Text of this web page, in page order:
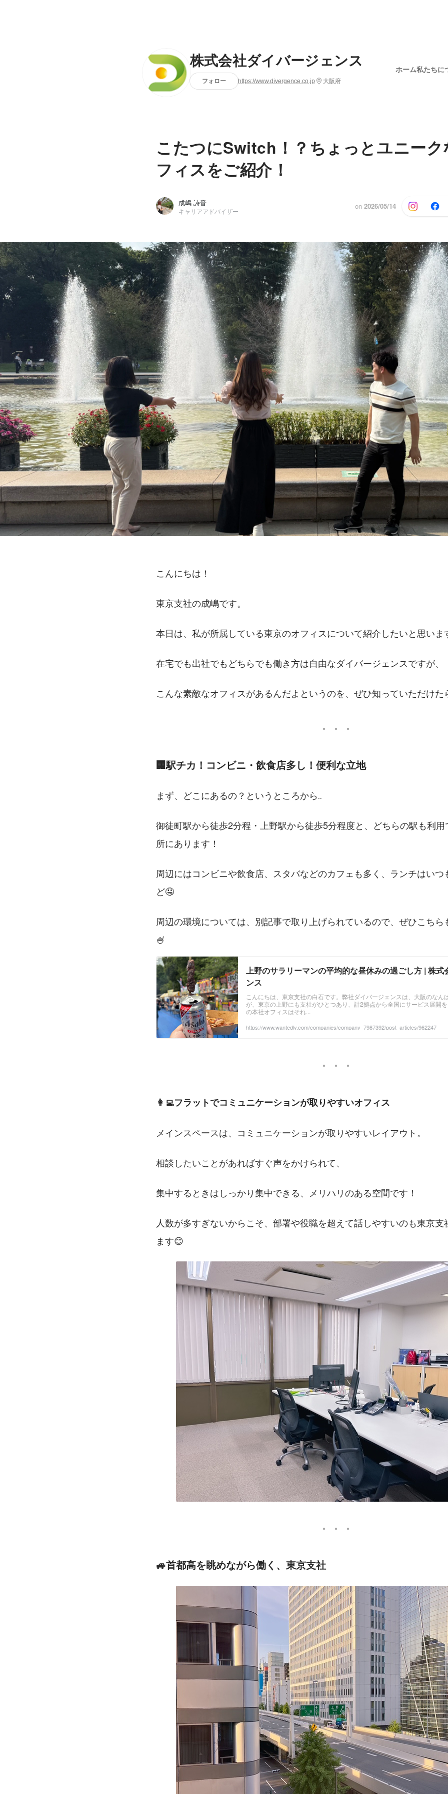
株式会社ダイバージェンス
フォロー https://www.divergence.co.jp 大阪府
ホーム私たちに
こたつにSwitch！？ちょっとユニーク
フィスをご紹介！
成嶋 詩音
キャリアアドバイザー
on 2026/05/14
こんにちは！
東京支社の成嶋です。
本日は、私が所属している東京のオフィスについて紹介したいと思いま
在宅でも出社でもどちらでも働き方は自由なダイバージェンスですが、
こんな素敵なオフィスがあるんだよというのを、ぜひ知っていただけ
🏢駅チカ！コンビニ・飲食店多し！便利な立地
まず、どこにあるの？というところから‥
御徒町駅から徒歩2分程・上野駅から徒歩5分程度と、どちらの駅も利
所にあります！
周辺にはコンビニや飲食店、スタバなどのカフェも多く、ランチはい
ど🤤
周辺の環境については、別記事で取り上げられているので、ぜひこち
🍧
上野のサラリーマンの平均的な昼休みの過ごし方 | 株式
ンス
こんにちは、東京支社の白石です。弊社ダイバージェンスは、大阪のなん
が、東京の上野にも支社がひとつあり、計2拠点から全国にサービス展開
の本社オフィスはそれ...
https://www.wantedly.com/companies/company_7987392/post_articles/962247
👩‍💻フラットでコミュニケーションが取りやすいオフィス
メインスペースは、コミュニケーションが取りやすいレイアウト。
相談したいことがあればすぐ声をかけられて、
集中するときはしっかり集中できる、メリハリのある空間です！
人数が多すぎないからこそ、部署や役職を超えて話しやすいのも東京
ます😊
🚙首都高を眺めながら働く、東京支社
成嶋 詩音